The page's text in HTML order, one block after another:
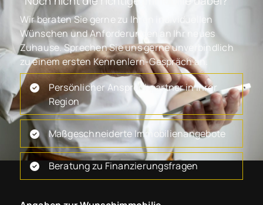
Wir beraten Sie gerne zu Ihren individuellen
Wünschen und Anforderungen an Ihr neues
Zuhause. Sprechen Sie uns gerne unverbindlich
zu einem ersten Kennenlern-Gespräch an.
Persönlicher Ansprechpartner in Ihrer
Region
Maßgeschneiderte Immobilienangebote
Beratung zu Finanzierungsfragen